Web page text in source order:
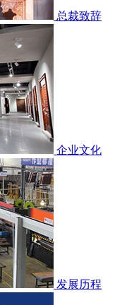
总裁致辞
企业文化
发展历程